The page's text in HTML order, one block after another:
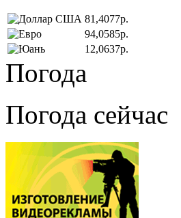
81,4077р.
94,0585р.
12,0637р.
Погода
Погода сейчас